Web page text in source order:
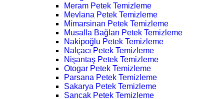
Meram Petek Temizleme
Mevlana Petek Temizleme
Mimarsinan Petek Temizleme
Musalla Bağları Petek Temizleme
Nakipoğlu Petek Temizleme
Nalçacı Petek Temizleme
Nişantaş Petek Temizleme
Otogar Petek Temizleme
Parsana Petek Temizleme
Sakarya Petek Temizleme
Sancak Petek Temizleme